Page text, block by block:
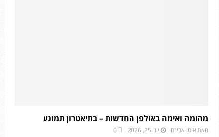
מהומה ואימה באולפן החדשות – בתיאטרון תמונע
מאת איטו אבירם יוני 25, 2026 0